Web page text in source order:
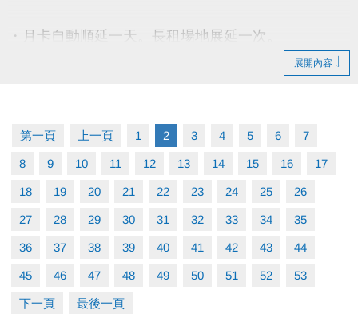
・月卡自動順延一天。長租場地展延一次。
- 請攜帶發票及刷卡單【如發票有打統編須攜帶公司大
小章】
展開內容
第一頁 上一頁 1 2 3 4 5 6 7
8 9 10 11 12 13 14 15 16 17
18 19 20 21 22 23 24 25 26
27 28 29 30 31 32 33 34 35
36 37 38 39 40 41 42 43 44
45 46 47 48 49 50 51 52 53
下一頁 最後一頁